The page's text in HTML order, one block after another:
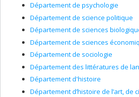
Département de psychologie
Département de science politique
Département de sciences
Département de sciences
Département de sociologie
Département des littératures de
Département d'histoire
Département d’histoire de l’art, de